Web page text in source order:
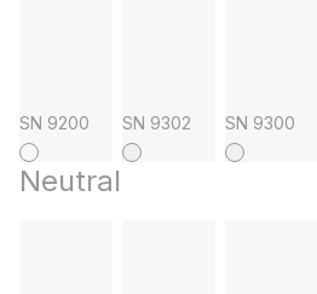
SN 9200 SN 9302 SN 9300
Neutral